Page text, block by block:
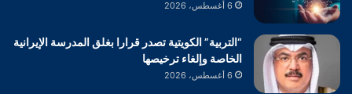
6 أغسطس، 2026
“التربية” الكويتية تصدر قرارا بغلق المدرسة الإيرانية
الخاصة وإلغاء ترخيصها
6 أغسطس، 2026